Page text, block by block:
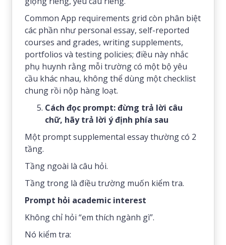
Common App requirements grid còn phân biệt
các phần như personal essay, self-reported
courses and grades, writing supplements,
portfolios và testing policies; điều này nhắc
phụ huynh rằng mỗi trường có một bộ yêu
cầu khác nhau, không thể dùng một checklist
chung rồi nộp hàng loạt.
Cách đọc prompt: đừng trả lời câu
chữ, hãy trả lời ý định phía sau
Một prompt supplemental essay thường có 2
tầng.
Tầng ngoài là câu hỏi.
Tầng trong là điều trường muốn kiểm tra.
Prompt hỏi academic interest
Không chỉ hỏi “em thích ngành gì”.
Nó kiểm tra: